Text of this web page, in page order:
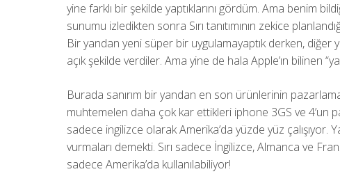
yine farklı bir şekilde yaptıklarını gördüm. Ama benim
sunumu izledikten sonra Sırı tanıtımının zekice
Bir yandan yeni süper bir uygulamayaptık derken, diğer
açık şekilde verdiler. Ama yine de hala Apple’ın bilinen
Burada sanırım bir yandan en son ürünlerinin
muhtemelen daha çok kar ettikleri iphone 3GS ve 4’un
sadece ingilizce olarak Amerika’da yüzde yüz çalışıyor.
vurmaları demekti. Sırı sadece İngilizce, Almanca ve
sadece Amerika’da kullanılabiliyor!